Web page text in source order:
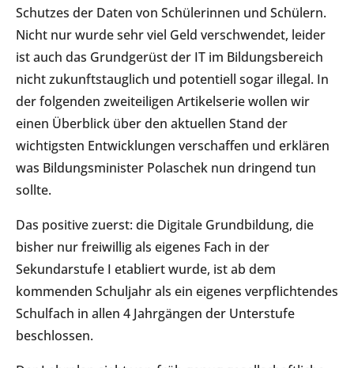
Schutzes der Daten von Schülerinnen und Schülern.
Nicht nur wurde sehr viel Geld verschwendet, leider
ist auch das Grundgerüst der IT im Bildungsbereich
nicht zukunftstauglich und potentiell sogar illegal. In
der folgenden zweiteiligen Artikelserie wollen wir
einen Überblick über den aktuellen Stand der
wichtigsten Entwicklungen verschaffen und erklären
was Bildungsminister Polaschek nun dringend tun
sollte.
Das positive zuerst: die Digitale Grundbildung, die
bisher nur freiwillig als eigenes Fach in der
Sekundarstufe I etabliert wurde, ist ab dem
kommenden Schuljahr als ein eigenes verpflichtendes
Schulfach in allen 4 Jahrgängen der Unterstufe
beschlossen.